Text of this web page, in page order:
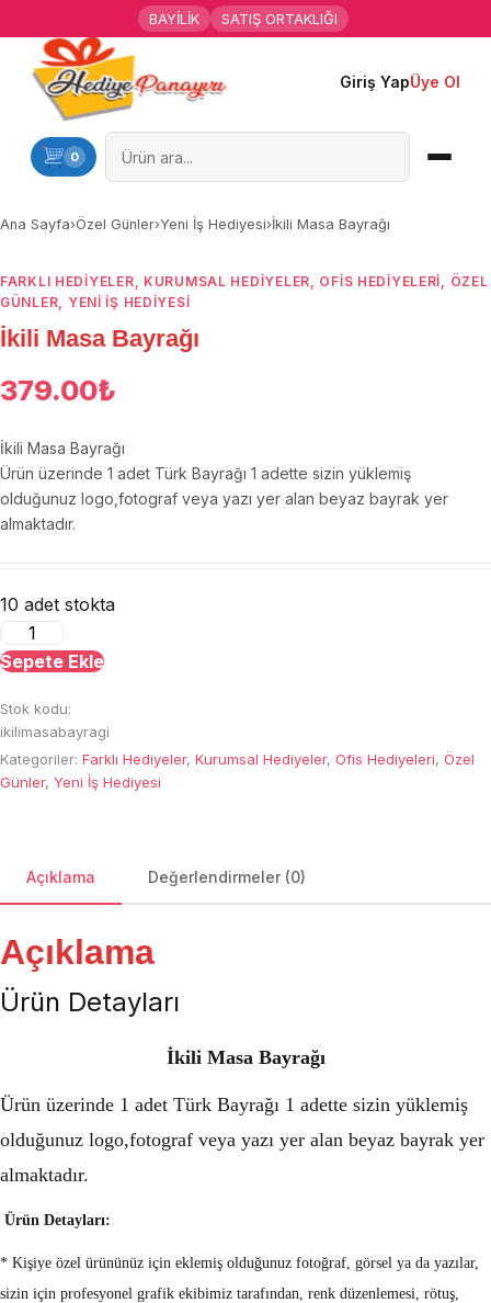
BAYİLİK SATIŞ ORTAKLIĞI
Giriş YapÜye Ol
0
Ana Sayfa
Kişiye Özel Hediyeler
Özel Günler
Farklı Hediyeler
Ana Sayfa›Özel Günler›Yeni İş Hediyesi›İkili Masa Bayrağı
FARKLI HEDIYELER, KURUMSAL HEDIYELER, OFIS HEDIYELERI, ÖZEL
GÜNLER, YENI İŞ HEDIYESI
İkili Masa Bayrağı
379.00₺
İkili Masa Bayrağı
Ürün üzerinde 1 adet Türk Bayrağı 1 adette sizin yüklemiş
olduğunuz logo,fotograf veya yazı yer alan beyaz bayrak yer
almaktadır.
10 adet stokta
Masa
adet
Sepete Ekle
Stok kodu:
ikilimasabayragi
Kategoriler: Farklı Hediyeler, Kurumsal Hediyeler, Ofis Hediyeleri, Özel
Günler, Yeni İş Hediyesi
Açıklama Değerlendirmeler (0)
Açıklama
Ürün Detayları
İkili Masa Bayrağı
Ürün üzerinde 1 adet Türk Bayrağı 1 adette sizin yüklemiş
olduğunuz logo,fotograf veya yazı yer alan beyaz bayrak yer
almaktadır.
Ürün Detayları:
* Kişiye özel ürününüz için eklemiş olduğunuz fotoğraf, görsel ya da yazılar,
sizin için profesyonel grafik ekibimiz tarafından, renk düzenlemesi, rötuş,